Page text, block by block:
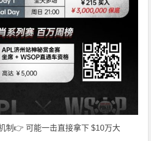
制👉 可能一击直接拿下 $10万大